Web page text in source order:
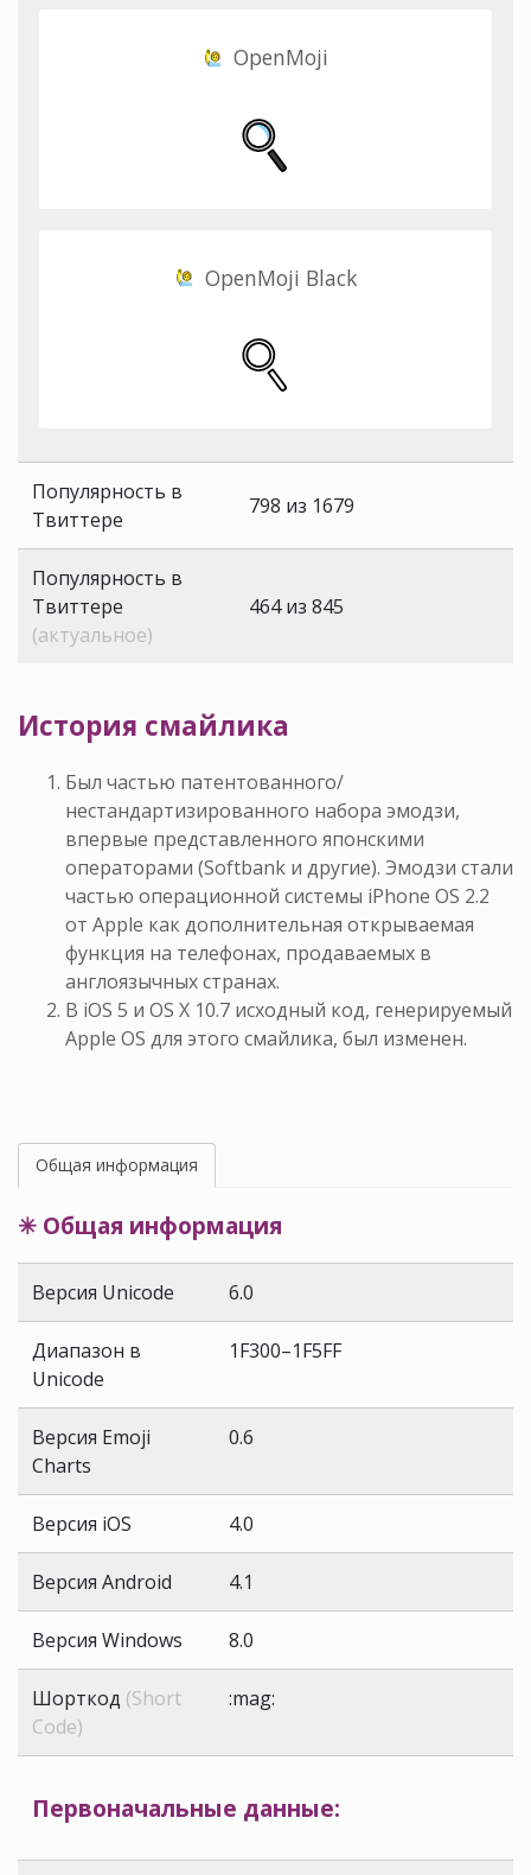
OpenMoji
OpenMoji Black
Популярность в
Твиттере
798 из 1679
Популярность в
Твиттере
(актуальное)
464 из 845
История смайлика
Был частью патентованного/
нестандартизированного набора эмодзи,
впервые представленного японскими
операторами (Softbank и другие). Эмодзи стали
частью операционной системы iPhone OS 2.2
от Apple как дополнительная открываемая
функция на телефонах, продаваемых в
англоязычных странах.
В iOS 5 и OS X 10.7 исходный код, генерируемый
Apple OS для этого смайлика, был изменен.
Общая информация
✳ Общая информация
Версия Unicode 6.0
Диапазон в
Unicode
1F300–1F5FF
Версия Emoji
Charts
0.6
Версия iOS 4.0
Версия Android 4.1
Версия Windows 8.0
Шорткод (Short
Code)
:mag:
Первоначальные данные: